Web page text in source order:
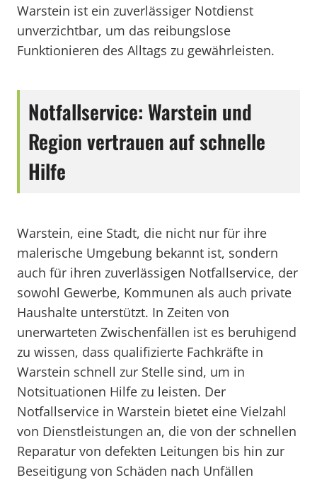
Warstein ist ein zuverlässiger Notdienst
unverzichtbar, um das reibungslose
Funktionieren des Alltags zu gewährleisten.
Notfallservice: Warstein und
Region vertrauen auf schnelle
Hilfe
Warstein, eine Stadt, die nicht nur für ihre
malerische Umgebung bekannt ist, sondern
auch für ihren zuverlässigen Notfallservice, der
sowohl Gewerbe, Kommunen als auch private
Haushalte unterstützt. In Zeiten von
unerwarteten Zwischenfällen ist es beruhigend
zu wissen, dass qualifizierte Fachkräfte in
Warstein schnell zur Stelle sind, um in
Notsituationen Hilfe zu leisten. Der
Notfallservice in Warstein bietet eine Vielzahl
von Dienstleistungen an, die von der schnellen
Reparatur von defekten Leitungen bis hin zur
Beseitigung von Schäden nach Unfällen